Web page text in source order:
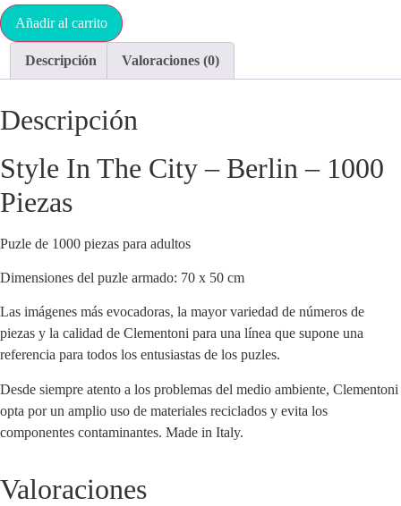
Añadir al carrito
Descripción Valoraciones (0)
Descripción
Style In The City – Berlin – 1000
Piezas
Puzle de 1000 piezas para adultos
Dimensiones del puzle armado: 70 x 50 cm
Las imágenes más evocadoras, la mayor variedad de números de
piezas y la calidad de Clementoni para una línea que supone una
referencia para todos los entusiastas de los puzles.
Desde siempre atento a los problemas del medio ambiente, Clementoni
opta por un amplio uso de materiales reciclados y evita los
componentes contaminantes. Made in Italy.
Valoraciones